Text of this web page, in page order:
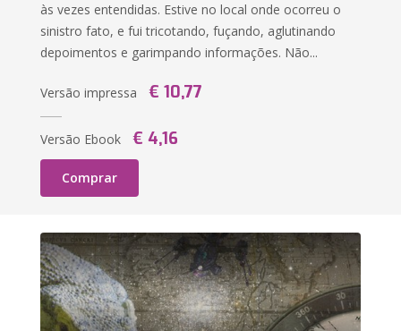
às vezes entendidas. Estive no local onde ocorreu o
sinistro fato, e fui tricotando, fuçando, aglutinando
depoimentos e garimpando informações. Não...
Versão impressa € 10,77
Versão Ebook € 4,16
Comprar